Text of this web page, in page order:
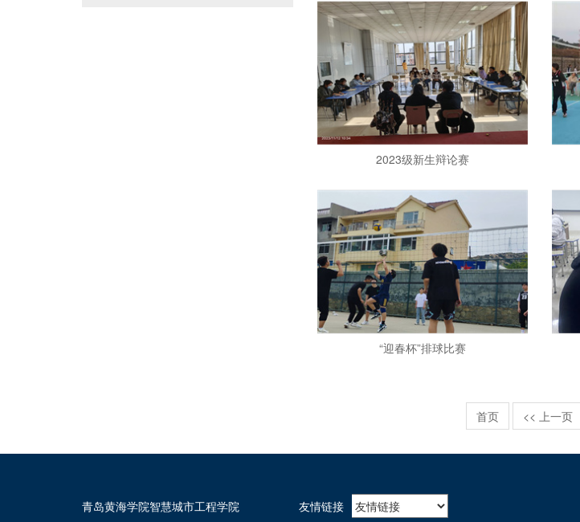
2023级新生辩论赛
“迎春杯”排球比赛
首页 << 上一页
青岛黄海学院智慧城市工程学院 友情链接